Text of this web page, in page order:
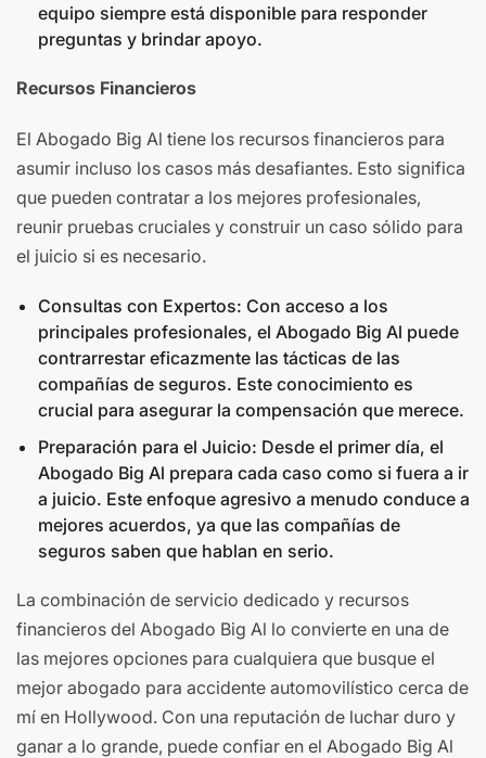
equipo siempre está disponible para responder
preguntas y brindar apoyo.
Recursos Financieros
El Abogado Big Al tiene los recursos financieros para
asumir incluso los casos más desafiantes. Esto significa
que pueden contratar a los mejores profesionales,
reunir pruebas cruciales y construir un caso sólido para
el juicio si es necesario.
Consultas con Expertos: Con acceso a los
principales profesionales, el Abogado Big Al puede
contrarrestar eficazmente las tácticas de las
compañías de seguros. Este conocimiento es
crucial para asegurar la compensación que merece.
Preparación para el Juicio: Desde el primer día, el
Abogado Big Al prepara cada caso como si fuera a ir
a juicio. Este enfoque agresivo a menudo conduce a
mejores acuerdos, ya que las compañías de
seguros saben que hablan en serio.
La combinación de servicio dedicado y recursos
financieros del Abogado Big Al lo convierte en una de
las mejores opciones para cualquiera que busque el
mejor abogado para accidente automovilístico cerca de
mí en Hollywood. Con una reputación de luchar duro y
ganar a lo grande, puede confiar en el Abogado Big Al